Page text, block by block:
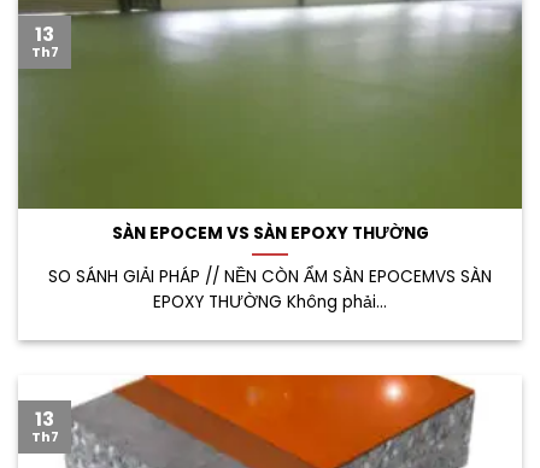
SÀN EPOCEM VS SÀN EPOXY THƯỜNG
SO SÁNH GIẢI PHÁP // NỀN CÒN ẨM SÀN EPOCEMVS SÀN
EPOXY THƯỜNG Không phải...
13
Th7
13
Th7